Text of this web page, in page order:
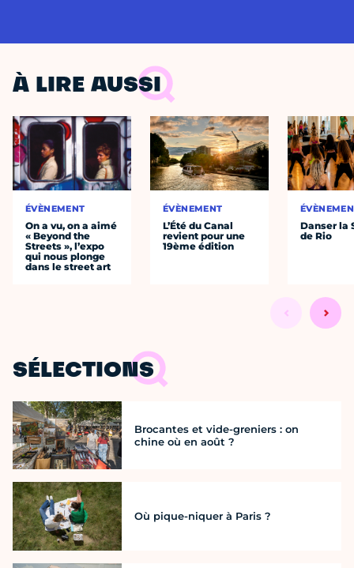
À LIRE AUSSI
ÉVÈNEMENT
On a vu, on a aimé
« Beyond the
Streets », l’expo
qui nous plonge
dans le street art
ÉVÈNEMENT
L’Été du Canal
revient pour une
19ème édition
Danser la
de Rio
SÉLECTIONS
Brocantes et vide-greniers : on
chine où en août ?
Où pique-niquer à Paris ?